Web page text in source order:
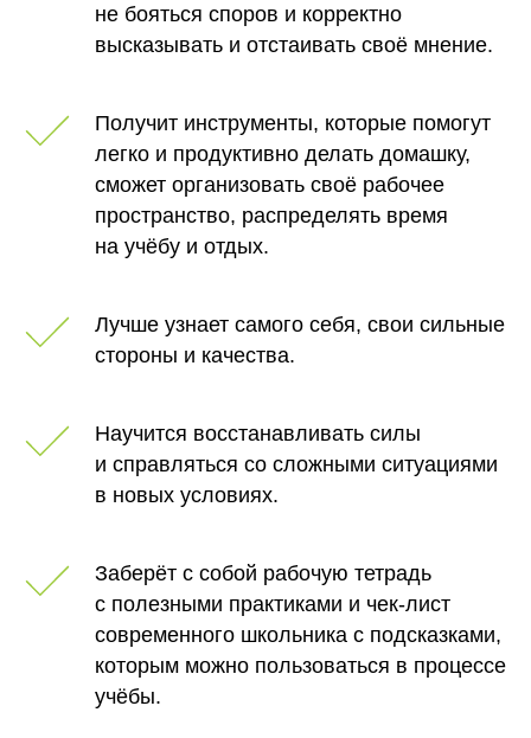
не бояться споров и корректно
высказывать и отстаивать своё мнение.
Получит инструменты, которые помогут
легко и продуктивно делать домашку,
сможет организовать своё рабочее
пространство, распределять время
на учёбу и отдых.
Лучше узнает самого себя, свои сильные
стороны и качества.
Научится восстанавливать силы
и справляться со сложными ситуациями
в новых условиях.
Заберёт с собой рабочую тетрадь
с полезными практиками и чек-лист
современного школьника с подсказками,
которым можно пользоваться в процессе
учёбы.